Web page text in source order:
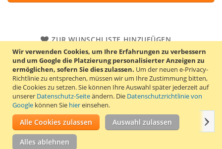
Wir verwenden Cookies, um Ihre Erfahrungen zu verbessern
und um Google die Platzierung personalisierter Anzeigen zu
ermöglichen, sofern Sie dies zulassen. Um der neuen e-Privacy-
Richtlinie zu entsprechen, müssen wir um Ihre Zustimmung bitten,
die Cookies zu setzen.Sie können Ihre Auswahl später jederzeit auf
unserer Datenschutz-Seiteändern. Die Datenschutzrichtlinie von
Google können Sie hiereinsehen.
Alle Cookies zulassen Auswahl zulassen
Alles ablehnen
ZUR WUNSCHLISTE HINZUFÜGEN
ZUR VERGLEICHSLISTE HINZUFÜGEN
Displayschutzfolie aus gehärtetem Glas für Huawei P10. Der
Displayschutz wird mit 2 Reinigungstüchern geliefert, mit
denen der Bildschirm zuerst gereinigt werden kann.
Einzelheiten Produkteigenschaften Bewertungen